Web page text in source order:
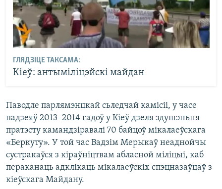
ГЛЯДЗІЦЕ ТАКСАМА:
Кіеў: антыміліцэйскі майдан
Паводле парлямэнцкай сьледчай камісіі, у часе
падзеяў 2013–2014 гадоў у Кіеў дзеля здушэньня
пратэсту камандзіравалі 70 байцоў мікалаеўскага
«Беркуту». У той час Вадзім Мерыкаў неаднойчы
сустракаўся з кіраўніцтвам абласной міліцыі, каб
пераканаць адклікаць мікалаеўскіх спэцназаўцаў з
кіеўскага Майдану.